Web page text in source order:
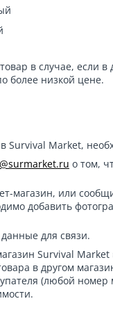
в случае, если в
более низкой цене.
Survival Market,
о том,
магазин, или
добавить
для связи.
Survival
в другом
(любой номер